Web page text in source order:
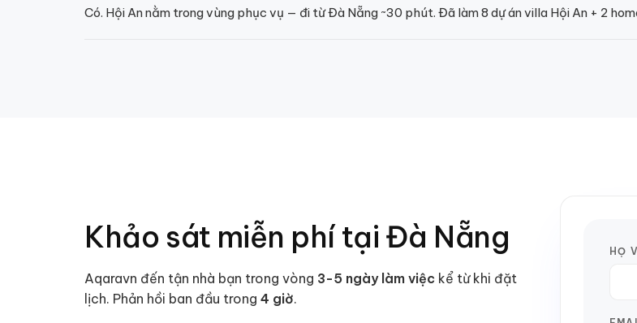
Có. Hội An nằm trong vùng phục vụ — đi từ Đà Nẵng ~30 phút. Đã làm 8 dự án villa Hội An + 2
Khảo sát miễn phí tại Đà Nẵng
Aqaravn đến tận nhà bạn trong vòng 3-5 ngày làm việc kể từ khi đặt
lịch. Phản hồi ban đầu trong 4 giờ.
HỌ